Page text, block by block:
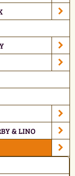
& LINO